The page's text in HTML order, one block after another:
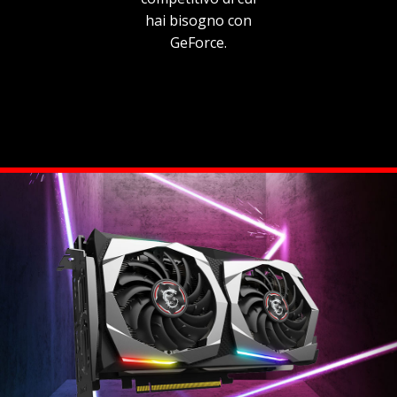
hai bisogno con
GeForce.